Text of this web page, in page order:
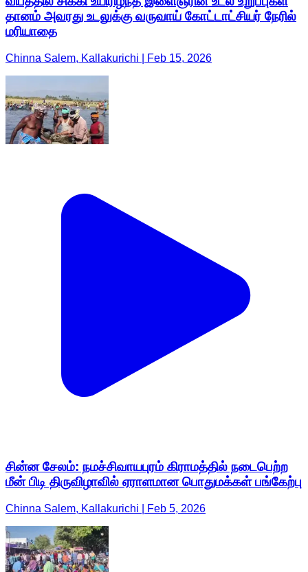
தானம் அவரது உடலுக்கு வருவாய் கோட்டாட்சியர் நேரில்
மரியாதை
Chinna Salem, Kallakurichi | Feb 15, 2026
சின்ன சேலம்: நமச்சிவாயபுரம் கிராமத்தில் நடைபெற்ற
மீன் பிடி திருவிழாவில் ஏராளமான பொதுமக்கள் பங்கேற்பு
Chinna Salem, Kallakurichi | Feb 5, 2026